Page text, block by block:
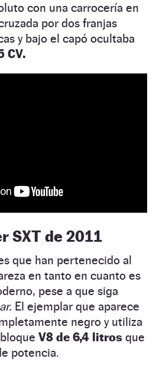
con una carrocería en
por dos franjas
y bajo el capó ocultaba
CV.
SXT de 2011
que han pertenecido al
en tanto en cuanto es
pese a que siga
El ejemplar que aparece
negro y utiliza
V8 de 6,4 litros que
potencia.